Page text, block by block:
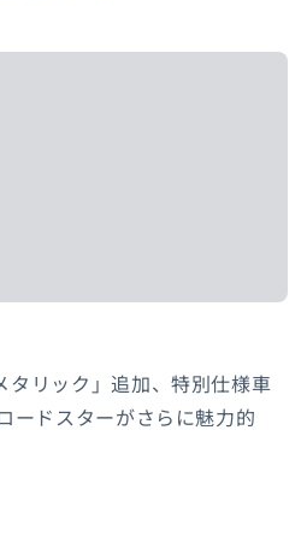
タリック」追加、特別仕様車
ードスターがさらに魅力的